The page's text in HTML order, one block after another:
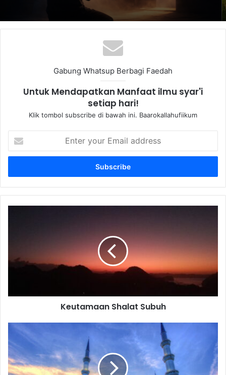
Gabung Whatsup Berbagi Faedah
Untuk Mendapatkan Manfaat ilmu syar'i
setiap hari!
Klik tombol subscribe di bawah ini. Baarokallahufiikum
your
Email
Keutamaan Shalat Subuh
Hadits:
Larangan
Menjadikan
Kuburan
sebagai